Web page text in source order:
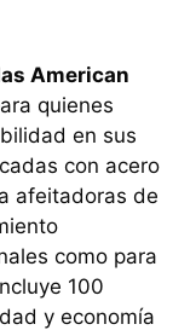
American
quienes
en sus
con acero
afeitadoras de
como para
100
y economía